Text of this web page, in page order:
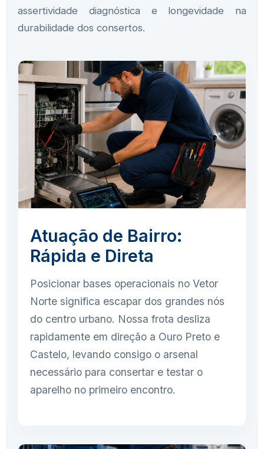
assertividade diagnóstica e longevidade na
durabilidade dos consertos.
Atuação de Bairro:
Rápida e Direta
Posicionar bases operacionais no Vetor
Norte significa escapar dos grandes nós
do centro urbano. Nossa frota desliza
rapidamente em direção a Ouro Preto e
Castelo, levando consigo o arsenal
necessário para consertar e testar o
aparelho no primeiro encontro.